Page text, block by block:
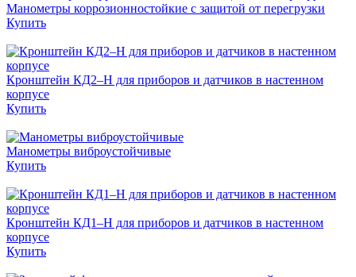
Манометры коррозионностойкие с защитой от перегрузки
Купить
Кронштейн КД2–Н для приборов и датчиков в настенном
корпусе
Купить
Манометры виброустойчивые
Купить
Кронштейн КД1–Н для приборов и датчиков в настенном
корпусе
Купить